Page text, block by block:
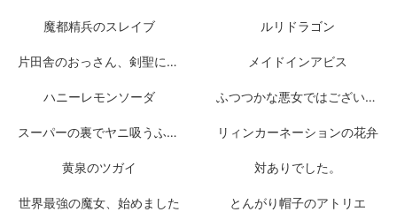
魔都精兵のスレイブ ルリドラゴン
片田舎のおっさん、剣聖になる メイドインアビス
ハニーレモンソーダ ふつつかな悪女ではございますが
スーパーの裏でヤニ吸うふたり リィンカーネーションの花弁
黄泉のツガイ 対ありでした。
世界最強の魔女、始めました とんがり帽子のアトリエ